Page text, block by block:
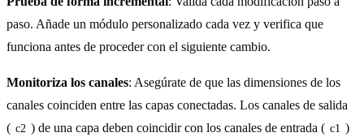
paso. Añade un módulo personalizado cada vez y verifica que
funciona antes de proceder con el siguiente cambio.
Monitoriza los canales: Asegúrate de que las dimensiones de los
canales coinciden entre las capas conectadas. Los canales de salida
( c2 ) de una capa deben coincidir con los canales de entrada ( c1 )